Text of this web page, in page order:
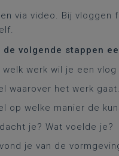
via video. Bij
de volgende stappen
welk werk wil je een vlog
waarover het werk gaat.
op welke manier de
je? Wat voelde je?
je van de